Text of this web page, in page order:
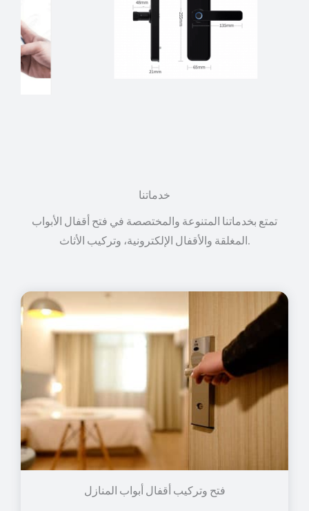
خدماتنا
تمتع بخدماتنا المتنوعة والمختصصة في فتح أقفال الأبواب
فتح وتركيب أقفال أبواب المنازل